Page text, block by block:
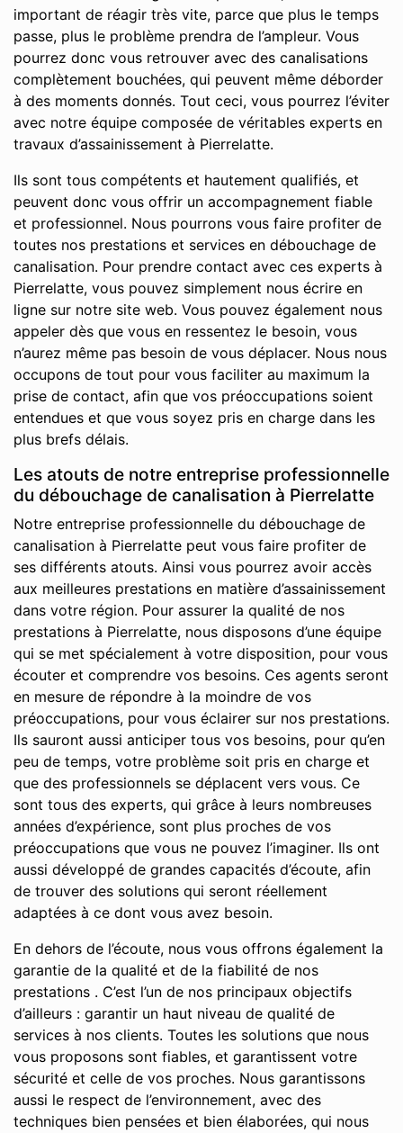
important de réagir très vite, parce que plus le temps
passe, plus le problème prendra de l’ampleur. Vous
pourrez donc vous retrouver avec des canalisations
complètement bouchées, qui peuvent même déborder
à des moments donnés. Tout ceci, vous pourrez l’éviter
avec notre équipe composée de véritables experts en
travaux d’assainissement à Pierrelatte.
Ils sont tous compétents et hautement qualifiés, et
peuvent donc vous offrir un accompagnement fiable
et professionnel. Nous pourrons vous faire profiter de
toutes nos prestations et services en débouchage de
canalisation. Pour prendre contact avec ces experts à
Pierrelatte, vous pouvez simplement nous écrire en
ligne sur notre site web. Vous pouvez également nous
appeler dès que vous en ressentez le besoin, vous
n’aurez même pas besoin de vous déplacer. Nous nous
occupons de tout pour vous faciliter au maximum la
prise de contact, afin que vos préoccupations soient
entendues et que vous soyez pris en charge dans les
plus brefs délais.
Les atouts de notre entreprise professionnelle
du débouchage de canalisation à Pierrelatte
Notre entreprise professionnelle du débouchage de
canalisation à Pierrelatte peut vous faire profiter de
ses différents atouts. Ainsi vous pourrez avoir accès
aux meilleures prestations en matière d’assainissement
dans votre région. Pour assurer la qualité de nos
prestations à Pierrelatte, nous disposons d’une équipe
qui se met spécialement à votre disposition, pour vous
écouter et comprendre vos besoins. Ces agents seront
en mesure de répondre à la moindre de vos
préoccupations, pour vous éclairer sur nos prestations.
Ils sauront aussi anticiper tous vos besoins, pour qu’en
peu de temps, votre problème soit pris en charge et
que des professionnels se déplacent vers vous. Ce
sont tous des experts, qui grâce à leurs nombreuses
années d’expérience, sont plus proches de vos
préoccupations que vous ne pouvez l’imaginer. Ils ont
aussi développé de grandes capacités d’écoute, afin
de trouver des solutions qui seront réellement
adaptées à ce dont vous avez besoin.
En dehors de l’écoute, nous vous offrons également la
garantie de la qualité et de la fiabilité de nos
prestations . C’est l’un de nos principaux objectifs
d’ailleurs : garantir un haut niveau de qualité de
services à nos clients. Toutes les solutions que nous
vous proposons sont fiables, et garantissent votre
sécurité et celle de vos proches. Nous garantissons
aussi le respect de l’environnement, avec des
techniques bien pensées et bien élaborées, qui nous